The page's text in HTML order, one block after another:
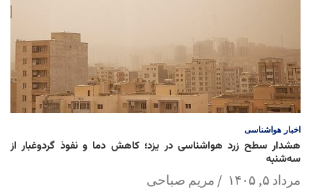
اخبار هواشناسی
هشدار سطح زرد هواشناسی در یزد؛ کاهش دما و نفوذ گردوغبار از
سه‌شنبه
مرداد ۵, ۱۴۰۵ مریم صباحی